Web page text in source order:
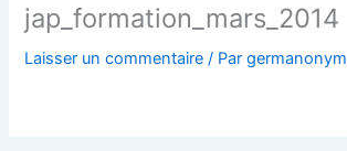
jap_formation_mars_2014
Laisser un commentaire / Pargermanonym